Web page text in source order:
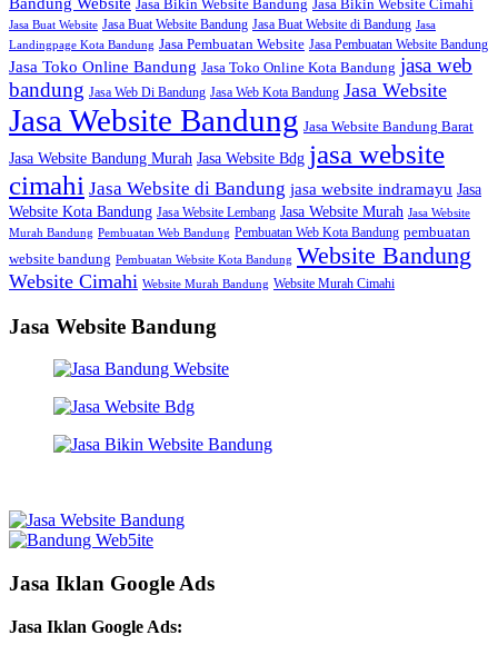
Jasa Bikin Website Bandung Jasa Bikin Website Cimahi
Jasa Buat Website Jasa Buat Website Bandung Jasa Buat Website di Bandung Jasa
Landingpage Kota Bandung Jasa Pembuatan Website Jasa Pembuatan Website Bandung
Jasa Toko Online Bandung Jasa Toko Online Kota Bandung jasa web
bandung Jasa Web Di Bandung Jasa Web Kota Bandung Jasa Website
Jasa Website Bandung Jasa Website Bandung Barat
Jasa Website Bandung Murah Jasa Website Bdg jasa website
cimahi Jasa Website di Bandung jasa website indramayu Jasa
Website Kota Bandung Jasa Website Lembang Jasa Website Murah Jasa Website
Murah Bandung Pembuatan Web Bandung Pembuatan Web Kota Bandung pembuatan
website bandung Pembuatan Website Kota Bandung Website Bandung
Website Cimahi Website Murah Bandung Website Murah Cimahi
Jasa Website Bandung
Jasa Iklan Google Ads
Jasa Iklan Google Ads: